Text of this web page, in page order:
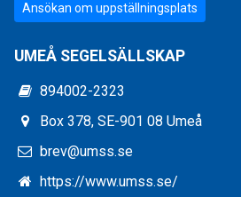
Ansökan om uppställningsplats
UMEÅ SEGELSÄLLSKAP
894002-2323
Box 378, SE-901 08 Umeå
brev@umss.se
https://www.umss.se/